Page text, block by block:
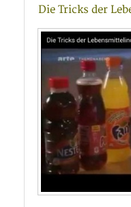
Die Tricks der